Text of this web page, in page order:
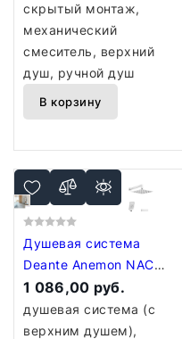
скрытый монтаж,
механический
смеситель, верхний
душ, ручной душ
В корзину
Душевая система
Deante Anemon NAC
09MP
1 086,00 руб.
душевая система (с
верхним душем),